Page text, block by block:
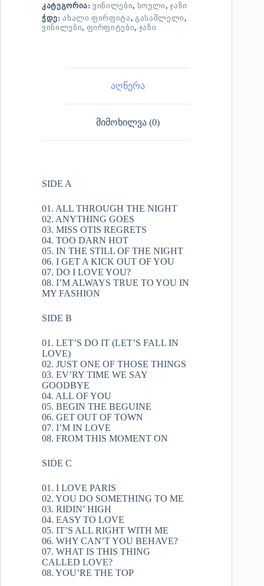
ᲙᲐᲢᲔᲒᲝᲠᲘᲐ: ᲕᲘᲜᲘᲚᲔᲑᲘ, ᲡᲝᲣᲚᲘ,ᲯᲐᲖᲘ
ᲭᲓᲔ:ᲐᲮᲐᲚᲘ ᲤᲘᲠᲤᲘᲢᲐ,ᲒᲐᲡᲐᲨᲚᲔᲚᲘ,
ᲕᲘᲜᲘᲚᲔᲑᲘ, ᲤᲘᲠᲤᲘᲢᲔᲑᲘ, ᲯᲐᲖᲘ
აღწერა
მიმოხილვა (0)
SIDE A
01. ALL THROUGH THE NIGHT
02. ANYTHING GOES
03. MISS OTIS REGRETS
04. TOO DARN HOT
05. IN THE STILL OF THE NIGHT
06. I GET A KICK OUT OF YOU
07. DO I LOVE YOU?
08. I’M ALWAYS TRUE TO YOU IN
MY FASHION
SIDE B
01. LET’S DO IT (LET’S FALL IN
LOVE)
02. JUST ONE OF THOSE THINGS
03. EV’RY TIME WE SAY
GOODBYE
04. ALL OF YOU
05. BEGIN THE BEGUINE
06. GET OUT OF TOWN
07. I’M IN LOVE
08. FROM THIS MOMENT ON
SIDE C
01. I LOVE PARIS
02. YOU DO SOMETHING TO ME
03. RIDIN’ HIGH
04. EASY TO LOVE
05. IT’S ALL RIGHT WITH ME
06. WHY CAN’T YOU BEHAVE?
07. WHAT IS THIS THING
CALLED LOVE?
08. YOU’RE THE TOP